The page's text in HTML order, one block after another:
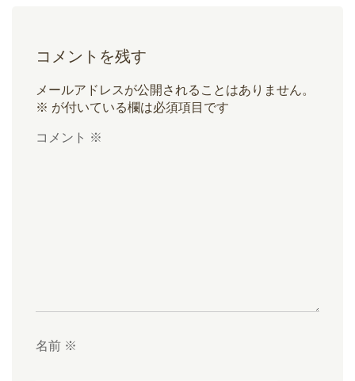
コメントを残す
メールアドレスが公開されることはありません。
※ が付いている欄は必須項目です
コメント ※
名前 ※